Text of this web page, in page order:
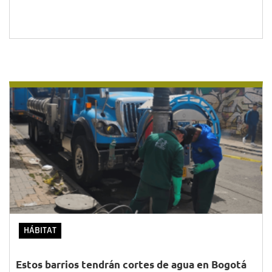
HÁBITAT
Estos barrios tendrán cortes de agua en Bogotá